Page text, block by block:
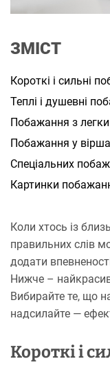
ЗМІСТ
Короткі і сильні
Теплі і душевні
Побажання з
Побажання у
Спеціальних
Картинки
Коли хтось із
правильних слів
додати
Нижче –
Вибирайте те, що
надсилайте —
Короткі і